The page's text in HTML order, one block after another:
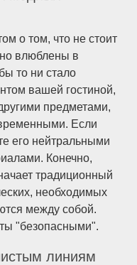
о том, что не стоит
влюблены в
то ни стало
вашей гостиной,
предметами,
Если
его нейтральными
Конечно,
традиционный
необходимых
между собой.
"безопасными".
линиям